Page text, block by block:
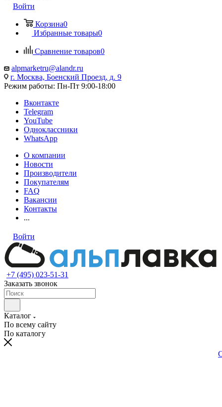
Войти
Корзина0
Избранные товары0
Сравнение товаров0
alpmarketru@alandr.ru
г. Москва, Боенский Проезд, д. 9
Режим работы: Пн-Пт 9:00-18:00
Вконтакте
Telegram
YouTube
Одноклассники
WhatsApp
О компании
Новости
Производители
Покупателям
FAQ
Вакансии
Контакты
...
Войти
+7 (495) 023-51-31
Заказать звонок
Каталог
По всему сайту
По каталогу